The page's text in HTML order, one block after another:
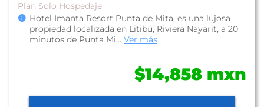
Plan Solo Hospedaje
Hotel Imanta Resort Punta de Mita, es una lujosa
propiedad localizada en Litibú, Riviera Nayarit, a 20
minutos de Punta Mi... Ver más
$14,858 mxn